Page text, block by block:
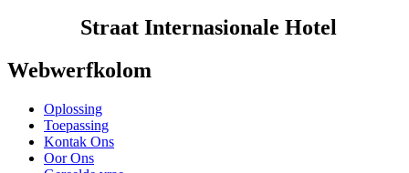
Straat Internasionale Hotel
Webwerfkolom
Oplossing
Toepassing
Kontak Ons
Oor Ons